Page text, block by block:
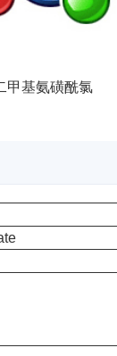
甲基氨磺酰氯